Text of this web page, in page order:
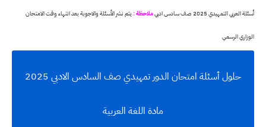
أسئلة العربي التمهيدي 2025 صف سادس ادبي ملاحظة : يتم نشر الأسئلة والاجوبة بعد انتهاء وقت الامتحان
الوزاري الرسمي
حلول أسئلة امتحان الدور تمهيدي صف السادس الادبي 2025
مادة اللغة العربية